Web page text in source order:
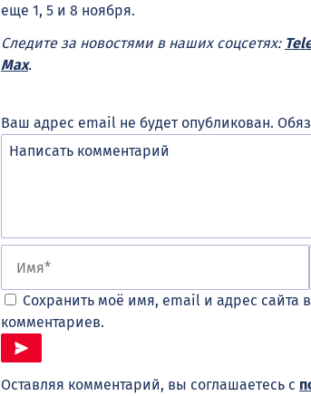
еще 1, 5 и 8 ноября.
Следите за новостями в наших соцсетях:
Max.
Ваш адрес email не будет опубликован.
Сохранить моё имя, email и адрес сайта
комментариев.
Оставляя комментарий, вы соглашаетесь с